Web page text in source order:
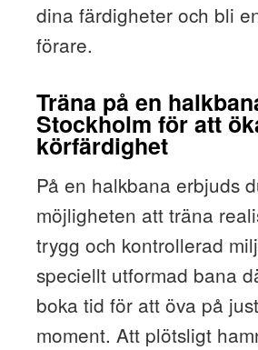
dina färdigheter och bli
förare.
Träna på en
Stockholm för att
körfärdighet
På en halkbana erbjuds
möjligheten att träna
trygg och kontrollerad
speciellt utformad bana
boka tid för att öva på
moment. Att plötsligt